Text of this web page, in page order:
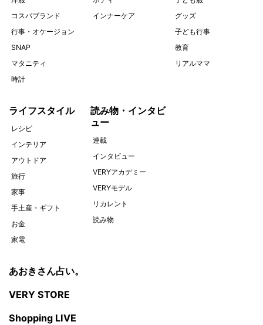
コスパブランド
行事・オケージョン
SNAP
マタニティ
時計
インナーケア
グッズ
子ども行事
教育
リアルママ
ライフスタイル
レシピ
インテリア
アウトドア
旅行
家事
手土産・ギフト
お金
家電
読み物・インタビ
ュー
連載
インタビュー
VERYアカデミー
VERYモデル
リカレント
読み物
あおきさん占い。
VERY STORE
Shopping LIVE